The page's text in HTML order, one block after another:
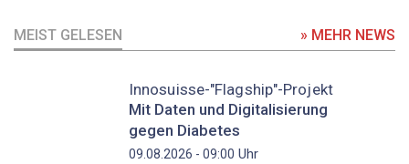
MEIST GELESEN » MEHR NEWS
Innosuisse-"Flagship"-Projekt
Mit Daten und Digitalisierung
gegen Diabetes
09.08.2026 - 09:00 Uhr